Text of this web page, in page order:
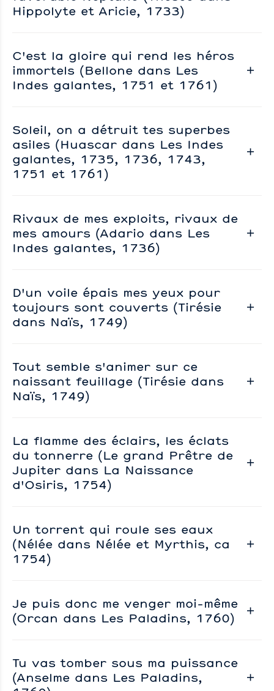
Hippolyte et Aricie, 1733)
C'est la gloire qui rend les héros
immortels (Bellone dans Les
Indes galantes, 1751 et 1761)
Soleil, on a détruit tes superbes
asiles (Huascar dans Les Indes
galantes, 1735, 1736, 1743,
1751 et 1761)
Rivaux de mes exploits, rivaux de
mes amours (Adario dans Les
Indes galantes, 1736)
D'un voile épais mes yeux pour
toujours sont couverts (Tirésie
dans Naïs, 1749)
Tout semble s'animer sur ce
naissant feuillage (Tirésie dans
Naïs, 1749)
La flamme des éclairs, les éclats
du tonnerre (Le grand Prêtre de
Jupiter dans La Naissance
d'Osiris, 1754)
Un torrent qui roule ses eaux
(Nélée dans Nélée et Myrthis, ca
1754)
Je puis donc me venger moi-même
(Orcan dans Les Paladins, 1760)
Tu vas tomber sous ma puissance
(Anselme dans Les Paladins,